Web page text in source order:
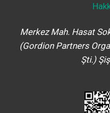
Merkez Mah. Hasat
(Gordion Partners
Şti.)